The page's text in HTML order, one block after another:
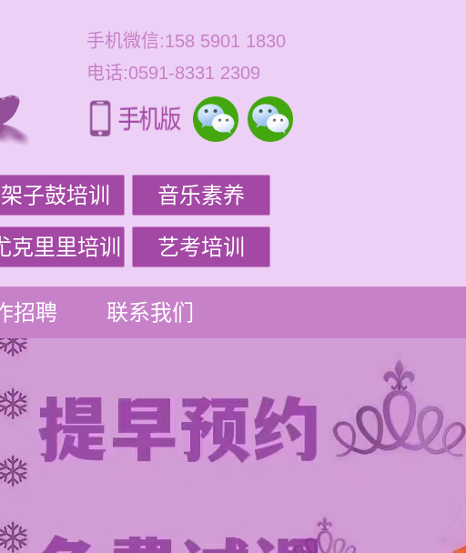
手机微信:158 5901 1830
电话:0591-8331 2309
架子鼓培训 音乐素养
克里里培训 艺考培训
招聘 联系我们